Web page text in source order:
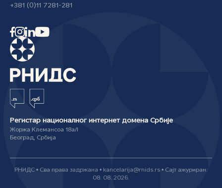
+381 (0)11 7281-281
Регистар националног интернет домена Србије
Жоржа Клемансоа 18а/I
Београд, Србија
РНИДС • Сва права задржана • kancelarija@rnids.rs • Сајт ажуриран:
08. 08. 2026.